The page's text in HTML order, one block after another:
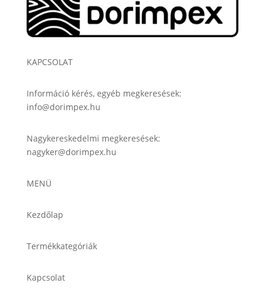
KAPCSOLAT
Információ kérés, egyéb megkeresések:
info@dorimpex.hu
Nagykereskedelmi megkeresések:
nagyker@dorimpex.hu
MENÜ
Kezdőlap
Termékkategóriák
Kapcsolat